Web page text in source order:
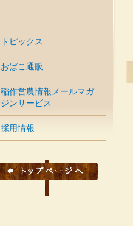
トピックス
おばこ通販
稲作営農情報メールマガ
ジンサービス
採用情報